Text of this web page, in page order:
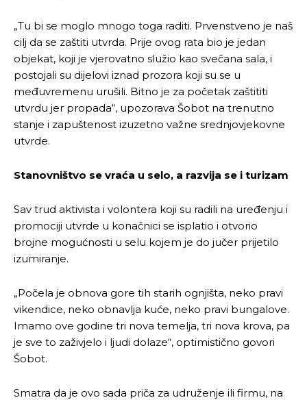
„Tu bi se moglo mnogo toga raditi. Prvenstveno je naš
cilj da se zaštiti utvrda. Prije ovog rata bio je jedan
objekat, koji je vjerovatno služio kao svečana sala, i
postojali su dijelovi iznad prozora koji su se u
međuvremenu urušili. Bitno je za početak zaštititi
utvrdu jer propada“, upozorava Šobot na trenutno
stanje i zapuštenost izuzetno važne srednjovjekovne
utvrde.
Stanovništvo se vraća u selo, a razvija se i turizam
Sav trud aktivista i volontera koji su radili na uređenju i
promociji utvrde u konačnici se isplatio i otvorio
brojne mogućnosti u selu kojem je do jučer prijetilo
izumiranje.
„Počela je obnova gore tih starih ognjišta, neko pravi
vikendice, neko obnavlja kuće, neko pravi bungalove.
Imamo ove godine tri nova temelja, tri nova krova, pa
je sve to zaživjelo i ljudi dolaze“, optimistično govori
Šobot.
Smatra da je ovo sada priča za udruženje ili firmu, na